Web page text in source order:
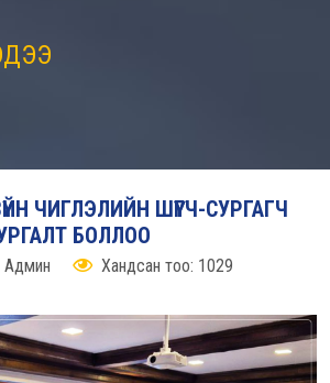
ЧИГЛЭЛИЙН ШҮҮГЧ-СУРГАГЧ
БОЛЛОО
Админ
Хандсан тоо: 1029